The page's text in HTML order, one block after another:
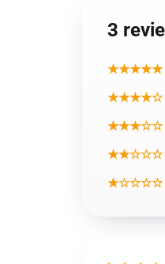
3
★★★★★
★★★★☆
★★★☆☆
★★☆☆☆
★☆☆☆☆